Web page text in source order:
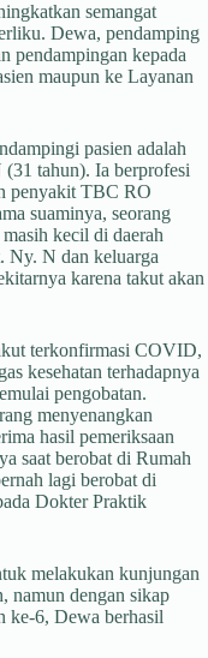
semangat
Dewa, pendamping
pendampingan kepada
maupun ke Layanan
pasien adalah
tahun). Ia berprofesi
penyakit TBC RO
suaminya, seorang
kecil di daerah
Ny. N dan keluarga
karena takut akan
terkonfirmasi COVID,
kesehatan terhadapnya
pengobatan.
menyenangkan
hasil pemeriksaan
saat berobat di Rumah
lagi berobat di
Dokter Praktik
melakukan kunjungan
namun dengan sikap
ke-6, Dewa berhasil